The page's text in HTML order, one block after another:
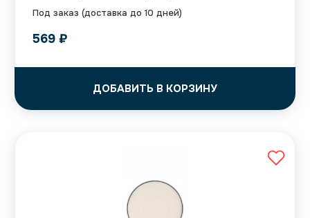
Под заказ (доставка до 10 дней)
569 ₽
ДОБАВИТЬ В КОРЗИНУ